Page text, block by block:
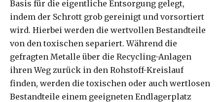
Basis für die eigentliche Entsorgung gelegt,
indem der Schrott grob gereinigt und vorsortiert
wird. Hierbei werden die wertvollen Bestandteile
von den toxischen separiert. Während die
gefragten Metalle über die Recycling-Anlagen
ihren Weg zurück in den Rohstoff-Kreislauf
finden, werden die toxischen oder auch wertlosen
Bestandteile einem geeigneten Endlagerplatz